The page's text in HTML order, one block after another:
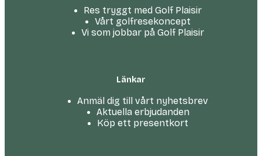
Res tryggt med Golf Plaisir
Vårt golfresekoncept
Vi som jobbar på Golf Plaisir
Länkar
Anmäl dig till vårt nyhetsbrev
Aktuella erbjudanden
Köp ett presentkort